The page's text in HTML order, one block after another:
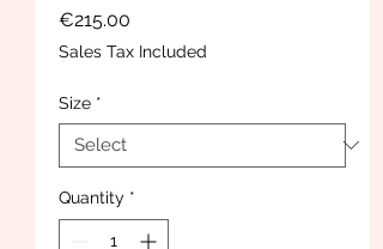
€215.00
Sales Tax Included
Size *
Quantity *